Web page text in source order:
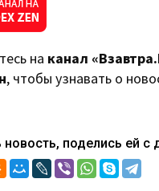
на канал
, чтобы узнавать о
новость, поделись ей с